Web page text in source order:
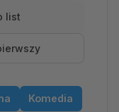
list
Komedia